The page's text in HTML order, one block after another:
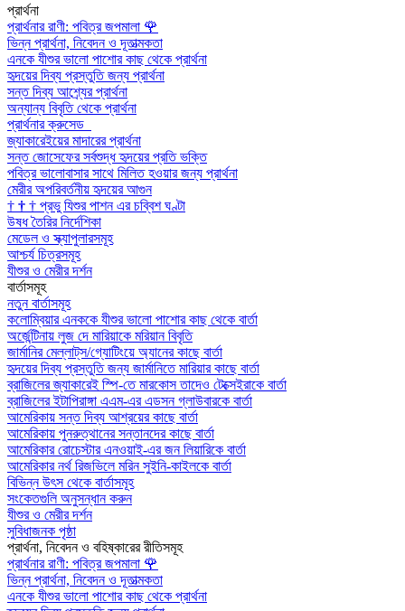
প্রার্থনা
প্রার্থনার রাণী: পবিত্র জপমালা 🌹
ভিন্ন প্রার্থনা, নিবেদন ও দূতাত্মকতা
এনকে যীশুর ভালো পাশোর কাছ থেকে প্রার্থনা
হৃদয়ের দিব্য প্রস্তুতি জন্য প্রার্থনা
সন্ত দিব্য আশ্র্যের প্রার্থনা
অন্যান্য বিবৃতি থেকে প্রার্থনা
প্রার্থনার ক্রুসেড
জ্যাকারেইয়ের মাদারের প্রার্থনা
সন্ত জোসেফের সর্বশুদ্ধ হৃদয়ের প্রতি ভক্তি
পবিত্র ভালোবাসার সাথে মিলিত হওয়ার জন্য প্রার্থনা
মেরীর অপরিবর্তনীয় হৃদয়ের আগুন
† † † প্রভু যিশুর পাশন এর চব্বিশ ঘণ্টা
উষধ তৈরির নির্দেশিকা
মেডেল ও স্ক্যাপুলারসমূহ
আশ্চর্য চিত্রসমূহ
যীশুর ও মেরীর দর্শন
বার্তাসমূহ
নতুন বার্তাসমূহ
কলোম্বিয়ার এনককে যীশুর ভালো পাশোর কাছ থেকে বার্তা
অর্জেন্টিনায় লুজ দে মারিয়াকে মরিয়ান বিবৃতি
জার্মানির মেল্লাট্‌স/গ্যোটিংয়ে অ্যানের কাছে বার্তা
হৃদয়ের দিব্য প্রস্তুতি জন্য জার্মানিতে মারিয়ার কাছে বার্তা
ব্রাজিলের জ্যাকারেই স্পি-তে মারকোস তাদেও টেক্সেইরাকে বার্তা
ব্রাজিলের ইটাপিরাঙ্গা এএম-এর এডসন গ্লাউবারকে বার্তা
আমেরিকায় সন্ত দিব্য আশ্রয়ের কাছে বার্তা
আমেরিকায় পুনরুত্থানের সন্তানদের কাছে বার্তা
আমেরিকার রোচেস্টার এনওয়াই-এর জন লিয়ারিকে বার্তা
আমেরিকার নর্থ রিজভিলে মরিন সুইনি-কাইলকে বার্তা
বিভিন্ন উৎস থেকে বার্তাসমূহ
সংকেতগুলি অনুসন্ধান করুন
যীশুর ও মেরীর দর্শন
সুবিধাজনক পৃষ্ঠা
প্রার্থনা, নিবেদন ও বহিষ্কারের রীতিসমূহ
প্রার্থনার রাণী: পবিত্র জপমালা 🌹
ভিন্ন প্রার্থনা, নিবেদন ও দূতাত্মকতা
এনকে যীশুর ভালো পাশোর কাছ থেকে প্রার্থনা